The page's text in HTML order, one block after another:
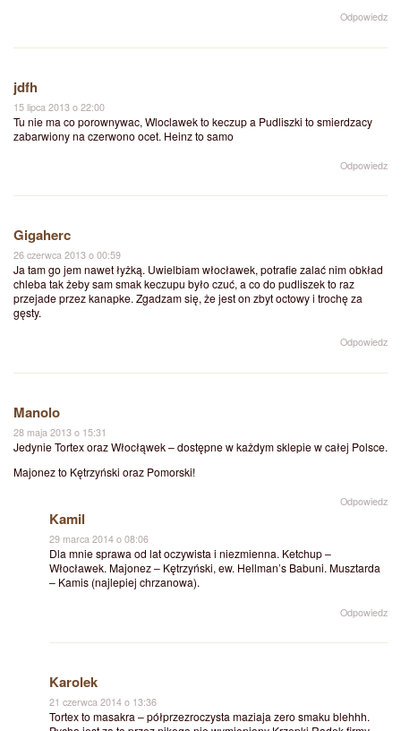
Odpowiedz
jdfh
15 lipca 2013 o 22:00
Tu nie ma co porownywac, Wloclawek to keczup a Pudliszki to smierdzacy
zabarwiony na czerwono ocet. Heinz to samo
Odpowiedz
Gigaherc
26 czerwca 2013 o 00:59
Ja tam go jem nawet łyżką. Uwielbiam włocławek, potrafie zalać nim obkład
chleba tak żeby sam smak keczupu było czuć, a co do pudliszek to raz
przejade przez kanapke. Zgadzam się, że jest on zbyt octowy i trochę za
gęsty.
Odpowiedz
Manolo
28 maja 2013 o 15:31
Jedynie Tortex oraz Włocłąwek – dostępne w każdym sklepie w całej Polsce.
Majonez to Kętrzyński oraz Pomorski!
Odpowiedz
Kamil
29 marca 2014 o 08:06
Dla mnie sprawa od lat oczywista i niezmienna. Ketchup –
Włocławek. Majonez – Kętrzyński, ew. Hellman’s Babuni. Musztarda
– Kamis (najlepiej chrzanowa).
Odpowiedz
Karolek
21 czerwca 2014 o 13:36
Tortex to masakra – półprzezroczysta maziaja zero smaku blehhh.